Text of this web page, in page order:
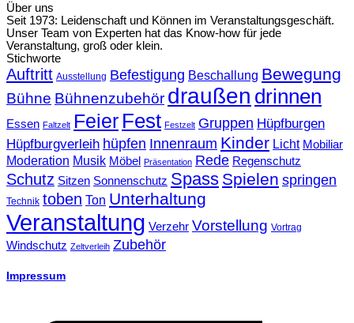
Über uns
Seit 1973: Leidenschaft und Können im Veranstaltungsgeschäft.
Unser Team von Experten hat das Know-how für jede
Veranstaltung, groß oder klein.
Stichworte
Auftritt Ausstellung Befestigung Beschallung Bewegung
Bühne Bühnenzubehör draußen drinnen
Essen Faltzelt Feier Fest Festzelt Gruppen Hüpfburgen
Hüpfburgverleih hüpfen Innenraum Kinder Licht Mobiliar
Moderation Musik Möbel Präsentation Rede Regenschutz
Schutz Sitzen Sonnenschutz Spass Spielen springen
Technik toben Ton Unterhaltung
Veranstaltung Verzehr Vorstellung Vortrag
Windschutz Zeltverleih Zubehör
Impressum